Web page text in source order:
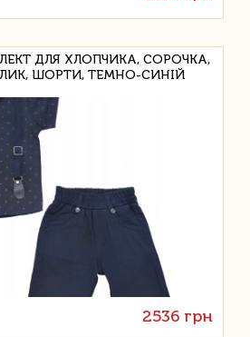
ДЛЯ ХЛОПЧИКА, СОРОЧКА,
ШОРТИ, ТЕМНО-СИНІЙ
2536 грн